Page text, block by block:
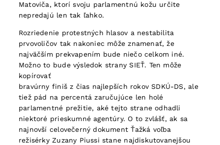
Matoviča, ktorí svoju parlamentnú kožu určite
nepredajú len tak ľahko.
Rozriedenie protestných hlasov a nestabilita
prvovoličov tak nakoniec môže znamenať, že
najväčším prekvapením bude niečo celkom iné.
Možno to bude výsledok strany SIEŤ. Ten môže
kopírovať
bravúrny finiš z čias najlepších rokov SDKÚ-DS, ale
tiež pád na percentá zaručujúce len holé
parlamentné prežitie, aké tejto strane odhadli
niektoré prieskumné agentúry. O to zvlášť, ak sa
najnovší celovečerný dokument Ťažká voľba
režisérky Zuzany Piussi stane najdiskutovanejšou